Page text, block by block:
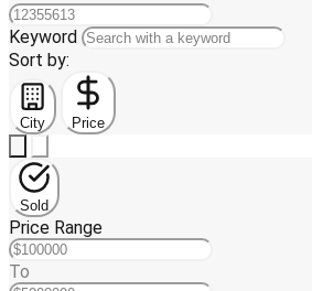
Keyword
Sort by:
City Price
Sold
Price Range
To